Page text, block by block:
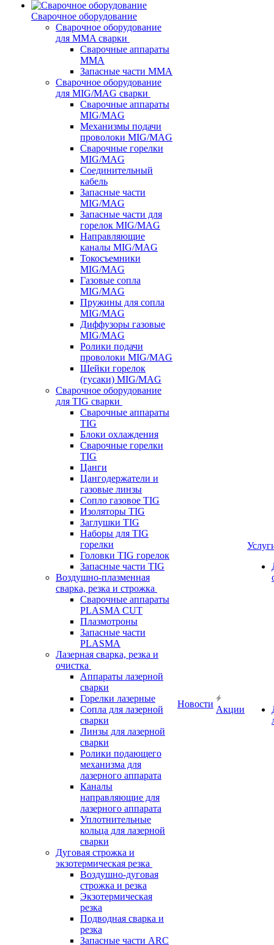
Сварочное оборудование
Сварочное оборудование
для MMA сварки
Сварочные аппараты
MMA
Запасные части MMA
Сварочное оборудование
для MIG/MAG сварки
Сварочные аппараты
MIG/MAG
Механизмы подачи
проволоки MIG/MAG
Сварочные горелки
MIG/MAG
Соединительный
кабель
Запасные части
MIG/MAG
Запасные части для
горелок MIG/MAG
Направляющие
каналы MIG/MAG
Токосъемники
MIG/MAG
Газовые сопла
MIG/MAG
Пружины для сопла
MIG/MAG
Диффузоры газовые
MIG/MAG
Ролики подачи
проволоки MIG/MAG
Шейки горелок
(гусаки) MIG/MAG
Сварочное оборудование
для TIG сварки
Сварочные аппараты
TIG
Блоки охлаждения
Сварочные горелки
TIG
Цанги
Цангодержатели и
газовые линзы
Сопло газовое TIG
Изоляторы TIG
Заглушки TIG
Наборы для TIG
горелки
Головки TIG горелок
Запасные части TIG
Воздушно-плазменная
сварка, резка и строжка
Сварочные аппараты
PLASMA CUT
Плазмотроны
Запасные части
PLASMA
Лазерная сварка, резка и
очистка
Аппараты лазерной
сварки
Горелки лазерные
Сопла для лазерной
сварки
Линзы для лазерной
сварки
Ролики подающего
механизма для
лазерного аппарата
Каналы
направляющие для
лазерного аппарата
Уплотнительные
кольца для лазерной
сварки
Дуговая строжка и
экзотермическая резка
Воздушно-дуговая
строжка и резка
Экзотермическая
резка
Подводная сварка и
резка
Запасные части ARC
Новости
Акции